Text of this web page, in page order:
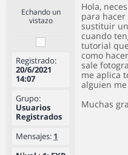
Echando un
vistazo
Registrado:
20/6/2021
14:07
Grupo:
Usuarios
Registrados
Mensajes: 1
Hola,
para
sustituir
cuando
tutorial
como
sale
me aplica
alguien
Muchas